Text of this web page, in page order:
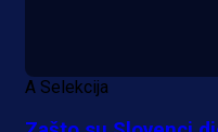
A Selekcija